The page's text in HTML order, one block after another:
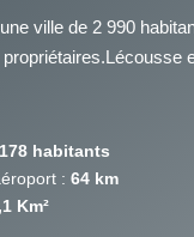
ville de 2 990
habitants
: 64 km
Km²